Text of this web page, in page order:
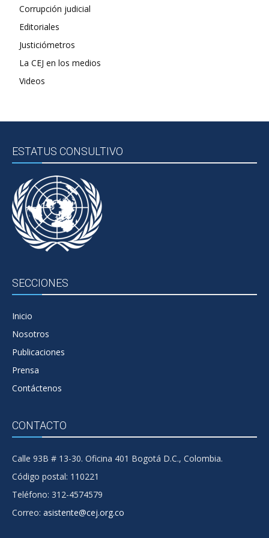
Corrupción judicial
Editoriales
Justiciómetros
La CEJ en los medios
Videos
ESTATUS CONSULTIVO
SECCIONES
Inicio
Nosotros
Publicaciones
Prensa
Contáctenos
CONTACTO
Calle 93B # 13-30. Oficina 401 Bogotá D.C., Colombia.
Código postal: 110221
Teléfono: 312-4574579
Correo: asistente@cej.org.co